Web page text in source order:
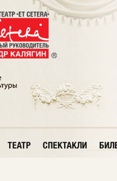
ТЕАТР СПЕКТАКЛИ